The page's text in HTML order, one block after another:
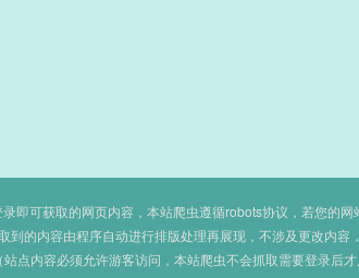
即可获取的网页内容，本站爬虫遵循robots协议，若您的
到的内容由程序自动进行排版处理再展现，不涉及更改内容
点内容必须允许游客访问，本站爬虫不会抓取需要登录后